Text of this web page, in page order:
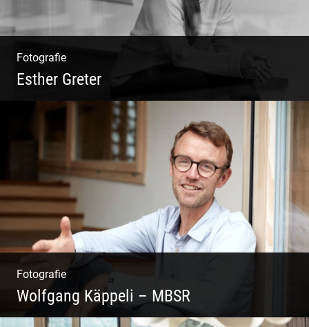
Fotografie
Esther Greter
Coaching, Frauenkreise, Trantric Yoga:
Esther Greter
Fotografie
Wolfgang Käppeli – MBSR